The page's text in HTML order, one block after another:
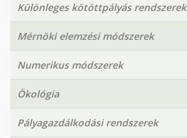
Különleges kötöttpályás rendszerek
Mérnöki elemzési módszerek
Numerikus módszerek
Ökológia
Pályagazdálkodási rendszerek